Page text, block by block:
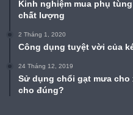
Kinh nghiệm mua phụ
chất lượng
2 Tháng 1, 2020
Công dụng tuyệt vời của
24 Tháng 12, 2019
Sử dụng chổi gạt mưa cho
cho đúng?